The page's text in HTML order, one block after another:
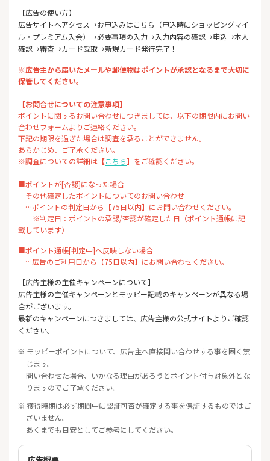
【広告の使い方】
広告サイトへアクセス→お申込みはこちら（申込時にショッピングマイ
ル・プレミアム入会）→必要事項の入力→入力内容の確認→申込→本人
確認→審査→カード受取→新規カード発行完了！
※広告主から届いたメールや郵便物はポイントが承認となるまで大切に
保管してください。
【お問合せについての注意事項】
ポイントに関するお問い合わせにつきましては、以下の期限内にお問い
合わせフォームよりご連絡ください。
下記の期限を過ぎた場合は調査を承ることができません。
あらかじめ、ご了承ください。
※調査についての詳細は【こちら】をご確認ください。
■ポイントが[否認]になった場合
その他確定したポイントについてのお問い合わせ
…ポイントの判定日から【75日以内】にお問い合わせください。
※判定日：ポイントの承認/否認が確定した日（ポイント通帳に記
載しています）
■ポイント通帳[判定中]へ反映しない場合
…広告のご利用日から【75日以内】にお問い合わせください。
【広告主様の主催キャンペーンについて】
広告主様の主催キャンペーンとモッピー記載のキャンペーンが異なる場
合がございます。
最新のキャンペーンにつきましては、広告主様の公式サイトよりご確認
ください。
※ モッピーポイントについて、広告主へ直接問い合わせする事を固く禁
じます。
問い合わせた場合、いかなる理由があろうとポイント付与対象外とな
りますのでご了承ください。
※ 獲得時期は必ず期間中に認証可否が確定する事を保証するものではご
ざいません。
あくまでも目安としてご参考にしてください。